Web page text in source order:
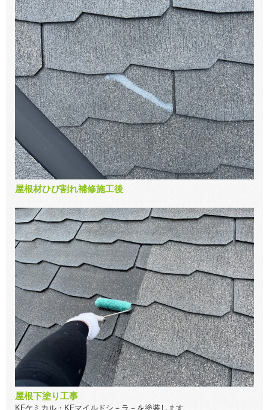
屋根材ひび割れ補修施工後
屋根下塗り工事
KFケミカル・KFマイルドシ－ラ－を塗装します